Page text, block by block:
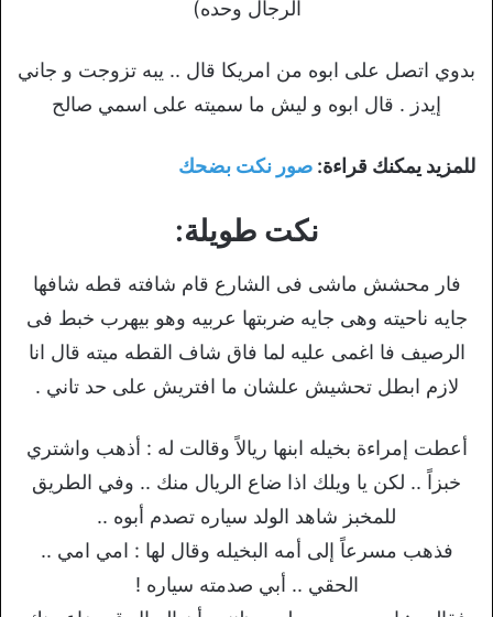
الرجال وحده)
بدوي اتصل على ابوه من امريكا قال .. يبه تزوجت و جاني
إيدز . قال ابوه و ليش ما سميته على اسمي صالح
للمزيد يمكنك قراءة: صور نكت بضحك
نكت طويلة:
فار محشش ماشى فى الشارع قام شافته قطه شافها
جايه ناحيته وهى جايه ضربتها عربيه وهو بيهرب خبط فى
الرصيف فا اغمى عليه لما فاق شاف القطه ميته قال انا
لازم ابطل تحشيش علشان ما افتريش على حد تاني .
أعطت إمراءة بخيله ابنها ريالاً وقالت له : أذهب واشتري
خبزاً .. لكن يا ويلك اذا ضاع الريال منك .. وفي الطريق
للمخبز شاهد الولد سياره تصدم أبوه ..
فذهب مسرعاً إلى أمه البخيله وقال لها : امي امي ..
الحقي .. أبي صدمته سياره !